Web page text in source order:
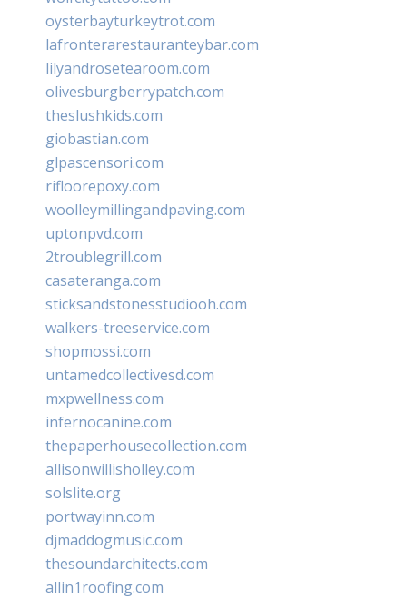
oysterbayturkeytrot.com
lafronterarestauranteybar.com
lilyandrosetearoom.com
olivesburgberrypatch.com
theslushkids.com
giobastian.com
glpascensori.com
rifloorepoxy.com
woolleymillingandpaving.com
uptonpvd.com
2troublegrill.com
casateranga.com
sticksandstonesstudiooh.com
walkers-treeservice.com
shopmossi.com
untamedcollectivesd.com
mxpwellness.com
infernocanine.com
thepaperhousecollection.com
allisonwillisholley.com
solslite.org
portwayinn.com
djmaddogmusic.com
thesoundarchitects.com
allin1roofing.com